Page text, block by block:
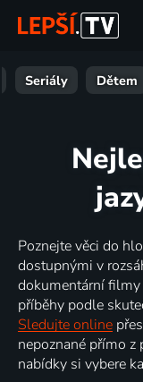
Seriály Dětem
Poznejte věci do
dostupnými v
dokumentární
příběhy podle
Sledujte online
nepoznané přímo
nabídky si vybere